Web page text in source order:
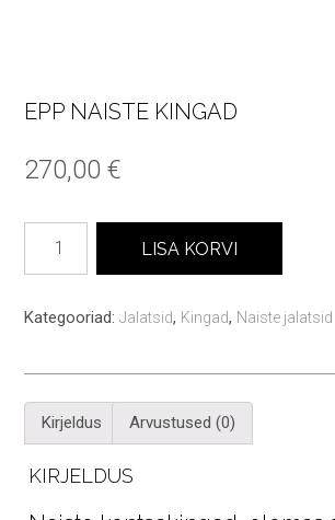
EPP NAISTE KINGAD
270,00 €
naiste
kingad
LISA KORVI
Kategooriad: Jalatsid, Kingad, Naiste jalatsid
Kirjeldus Arvustused (0)
KIRJELDUS